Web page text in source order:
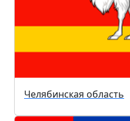
Челябинская область